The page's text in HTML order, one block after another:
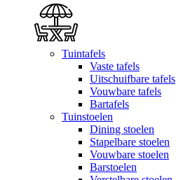
Tuintafels
Vaste tafels
Uitschuifbare tafels
Vouwbare tafels
Bartafels
Tuinstoelen
Dining stoelen
Stapelbare stoelen
Vouwbare stoelen
Barstoelen